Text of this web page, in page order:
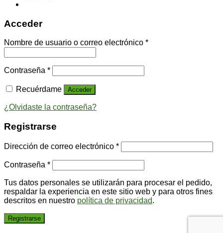
Acceder
Nombre de usuario o correo electrónico *
Contraseña *
Recuérdame Acceder
¿Olvidaste la contraseña?
Registrarse
Dirección de correo electrónico *
Contraseña *
Tus datos personales se utilizarán para procesar el pedido,
respaldar la experiencia en este sitio web y para otros fines
descritos en nuestro política de privacidad.
Registrarse